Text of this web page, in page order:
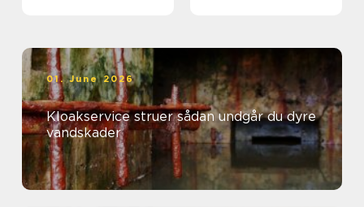
01. June 2026
Kloakservice struer sådan undgår du dyre
vandskader